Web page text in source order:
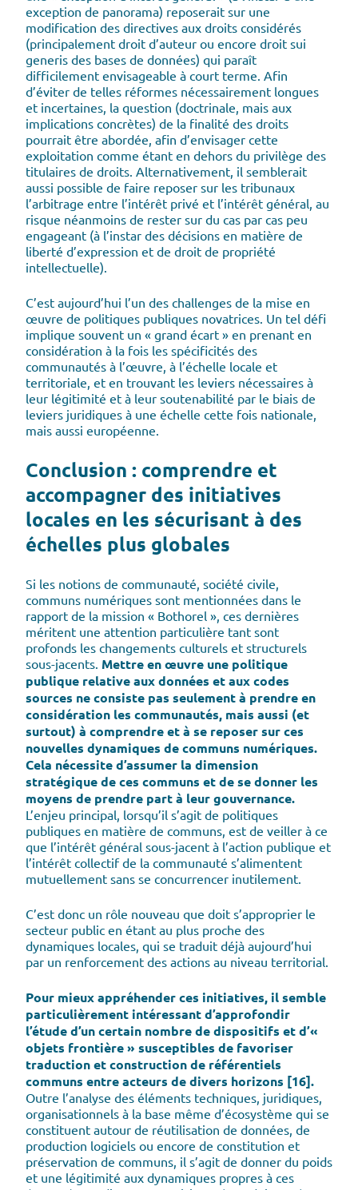
exception de panorama) reposerait sur une
modification des directives aux droits considérés
(principalement droit d’auteur ou encore droit sui
generis des bases de données) qui paraît
difficilement envisageable à court terme. Afin
d’éviter de telles réformes nécessairement longues
et incertaines, la question (doctrinale, mais aux
implications concrètes) de la finalité des droits
pourrait être abordée, afin d’envisager cette
exploitation comme étant en dehors du privilège des
titulaires de droits. Alternativement, il semblerait
aussi possible de faire reposer sur les tribunaux
l’arbitrage entre l’intérêt privé et l’intérêt général, au
risque néanmoins de rester sur du cas par cas peu
engageant (à l’instar des décisions en matière de
liberté d’expression et de droit de propriété
intellectuelle).
C’est aujourd’hui l’un des challenges de la mise en
œuvre de politiques publiques novatrices. Un tel défi
implique souvent un « grand écart » en prenant en
considération à la fois les spécificités des
communautés à l’œuvre, à l’échelle locale et
territoriale, et en trouvant les leviers nécessaires à
leur légitimité et à leur soutenabilité par le biais de
leviers juridiques à une échelle cette fois nationale,
mais aussi européenne.
Conclusion : comprendre et
accompagner des initiatives
locales en les sécurisant à des
échelles plus globales
Si les notions de communauté, société civile,
communs numériques sont mentionnées dans le
rapport de la mission « Bothorel », ces dernières
méritent une attention particulière tant sont
profonds les changements culturels et structurels
sous-jacents. Mettre en œuvre une politique
publique relative aux données et aux codes
sources ne consiste pas seulement à prendre en
considération les communautés, mais aussi (et
surtout) à comprendre et à se reposer sur ces
nouvelles dynamiques de communs numériques.
Cela nécessite d’assumer la dimension
stratégique de ces communs et de se donner les
moyens de prendre part à leur gouvernance.
L’enjeu principal, lorsqu’il s’agit de politiques
publiques en matière de communs, est de veiller à ce
que l’intérêt général sous-jacent à l’action publique et
l’intérêt collectif de la communauté s’alimentent
mutuellement sans se concurrencer inutilement.
C’est donc un rôle nouveau que doit s’approprier le
secteur public en étant au plus proche des
dynamiques locales, qui se traduit déjà aujourd’hui
par un renforcement des actions au niveau territorial.
Pour mieux appréhender ces initiatives, il semble
particulièrement intéressant d’approfondir
l’étude d’un certain nombre de dispositifs et d’«
objets frontière » susceptibles de favoriser
traduction et construction de référentiels
communs entre acteurs de divers horizons [16].
Outre l’analyse des éléments techniques, juridiques,
organisationnels à la base même d’écosystème qui se
constituent autour de réutilisation de données, de
production logiciels ou encore de constitution et
préservation de communs, il s’agit de donner du poids
et une légitimité aux dynamiques propres à ces